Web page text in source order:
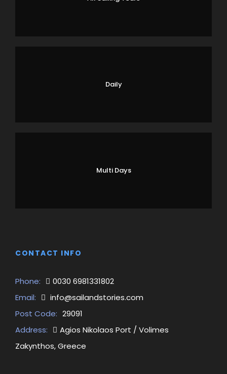
Daily
Multi Days
CONTACT INFO
Phone:
0030 6981331802
Email:
info@sailandstories.com
Post Code: 29091
Address:
Agios Nikolaos Port / Volimes
Zakynthos, Greece